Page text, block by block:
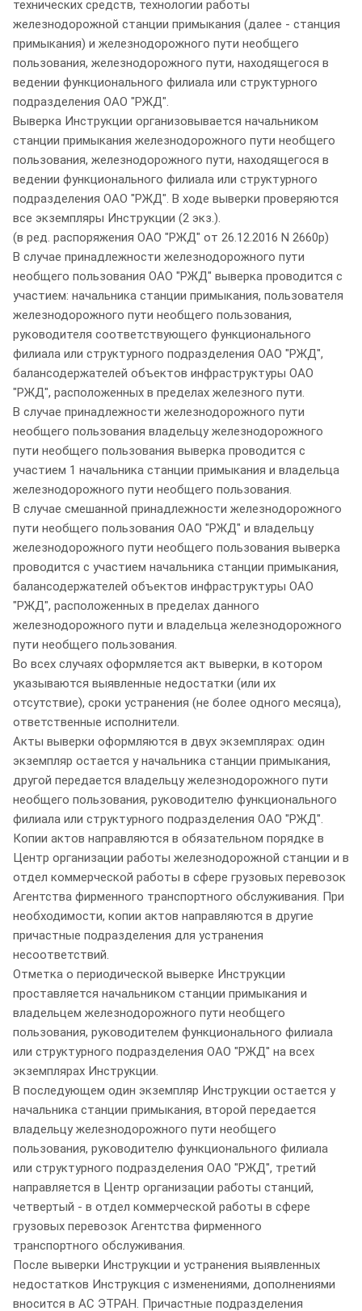
технических средств, технологии работы
железнодорожной станции примыкания (далее - станция
примыкания) и железнодорожного пути необщего
пользования, железнодорожного пути, находящегося в
ведении функционального филиала или структурного
подразделения ОАО "РЖД".
Выверка Инструкции организовывается начальником
станции примыкания железнодорожного пути необщего
пользования, железнодорожного пути, находящегося в
ведении функционального филиала или структурного
подразделения ОАО "РЖД". В ходе выверки проверяются
все экземпляры Инструкции (2 экз.).
(в ред. распоряжения ОАО "РЖД" от 26.12.2016 N 2660р)
В случае принадлежности железнодорожного пути
необщего пользования ОАО "РЖД" выверка проводится с
участием: начальника станции примыкания, пользователя
железнодорожного пути необщего пользования,
руководителя соответствующего функционального
филиала или структурного подразделения ОАО "РЖД",
балансодержателей объектов инфраструктуры ОАО
"РЖД", расположенных в пределах железного пути.
В случае принадлежности железнодорожного пути
необщего пользования владельцу железнодорожного
пути необщего пользования выверка проводится с
участием 1 начальника станции примыкания и владельца
железнодорожного пути необщего пользования.
В случае смешанной принадлежности железнодорожного
пути необщего пользования ОАО "РЖД" и владельцу
железнодорожного пути необщего пользования выверка
проводится с участием начальника станции примыкания,
балансодержателей объектов инфраструктуры ОАО
"РЖД", расположенных в пределах данного
железнодорожного пути и владельца железнодорожного
пути необщего пользования.
Во всех случаях оформляется акт выверки, в котором
указываются выявленные недостатки (или их
отсутствие), сроки устранения (не более одного месяца),
ответственные исполнители.
Акты выверки оформляются в двух экземплярах: один
экземпляр остается у начальника станции примыкания,
другой передается владельцу железнодорожного пути
необщего пользования, руководителю функционального
филиала или структурного подразделения ОАО "РЖД".
Копии актов направляются в обязательном порядке в
Центр организации работы железнодорожной станции и в
отдел коммерческой работы в сфере грузовых перевозок
Агентства фирменного транспортного обслуживания. При
необходимости, копии актов направляются в другие
причастные подразделения для устранения
несоответствий.
Отметка о периодической выверке Инструкции
проставляется начальником станции примыкания и
владельцем железнодорожного пути необщего
пользования, руководителем функционального филиала
или структурного подразделения ОАО "РЖД" на всех
экземплярах Инструкции.
В последующем один экземпляр Инструкции остается у
начальника станции примыкания, второй передается
владельцу железнодорожного пути необщего
пользования, руководителю функционального филиала
или структурного подразделения ОАО "РЖД", третий
направляется в Центр организации работы станций,
четвертый - в отдел коммерческой работы в сфере
грузовых перевозок Агентства фирменного
транспортного обслуживания.
После выверки Инструкции и устранения выявленных
недостатков Инструкция с изменениями, дополнениями
вносится в АС ЭТРАН. Причастные подразделения